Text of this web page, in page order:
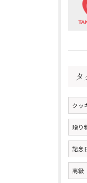
タ
クッ
贈り
記念
高級